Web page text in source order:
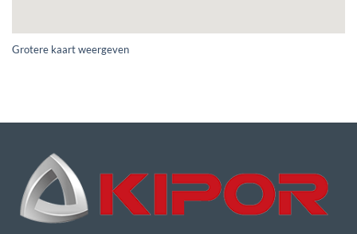
Grotere kaart weergeven